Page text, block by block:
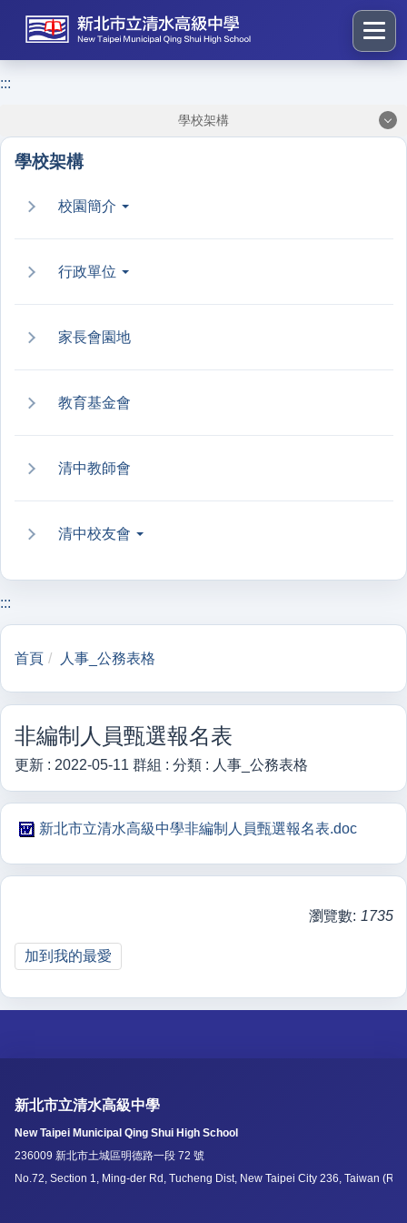
到
塊
:::
學校架構
學校架構
校園簡介
行政單位
家長會園地
教育基金會
清中教師會
清中校友會
:::
首頁 人事_公務表格
非編制人員甄選報名表
更新 : 2022-05-11 群組 : 分類 : 人事_公務表格
新北市立清水高級中學非編制人員甄選報名表.doc
瀏覽數: 1735
加到我的最愛
新北市立清水高級中學
New Taipei Municipal Qing Shui High School
236009 新北市土城區明德路一段 72 號
No.72, Section 1, Ming-der Rd, Tucheng Dist, New Taipei City 236, Taiwan